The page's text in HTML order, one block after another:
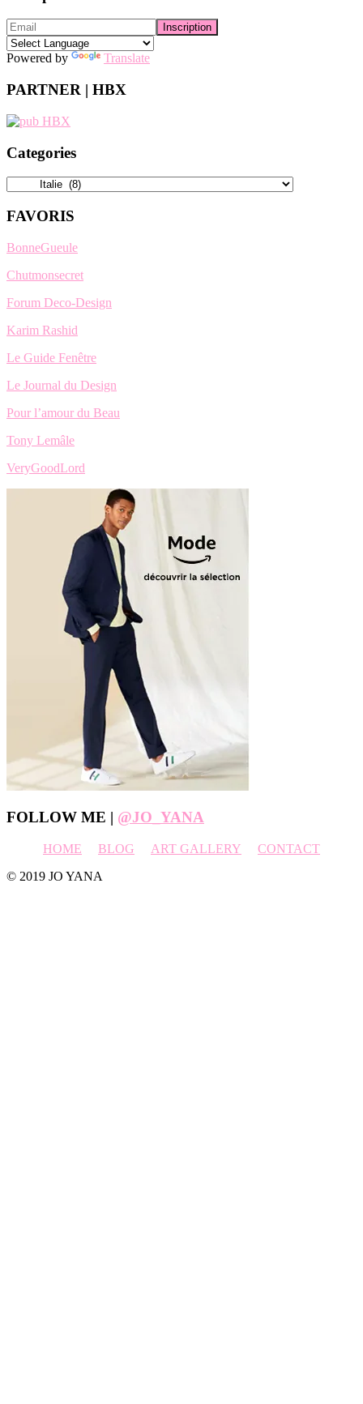
Powered by Translate
PARTNER | HBX
Categories
Categories
FAVORIS
BonneGueule
Chutmonsecret
Forum Deco-Design
Karim Rashid
Le Guide Fenêtre
Le Journal du Design
Pour l’amour du Beau
Tony Lemâle
VeryGoodLord
Footer
FOLLOW ME | @JO_YANA
HOME BLOG ART GALLERY
CONTACT
© 2019 JO YANA